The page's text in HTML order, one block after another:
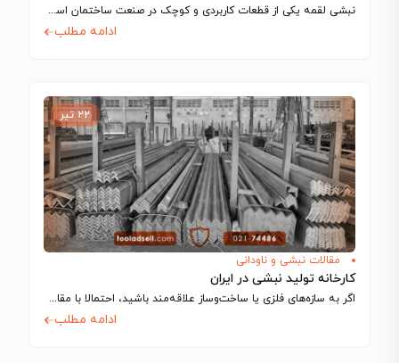
نبشی لقمه یکی از قطعات کاربردی و کوچک در صنعت ساختمان است که با…
ادامه مطلب
۲۲ تیر
مقالات نبشی و ناودانی
کارخانه‌ تولید نبشی در ایران
اگر به سازه‌های فلزی یا ساخت‌وساز علاقه‌مند باشید، احتمالا با مقاطعی به شکل حرف…
ادامه مطلب